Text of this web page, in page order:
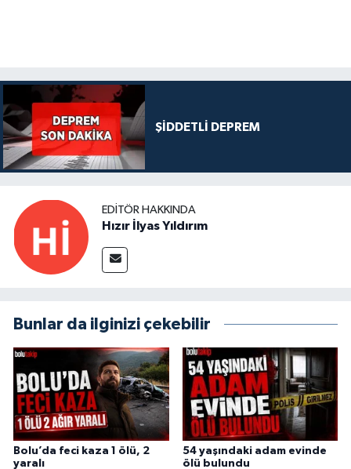
ŞİDDETLİ DEPREM
EDITÖR HAKKINDA
Hızır İlyas Yıldırım
Bunlar da ilginizi çekebilir
Bolu’da feci kaza 1 ölü, 2
yaralı
54 yaşındaki adam evinde
ölü bulundu